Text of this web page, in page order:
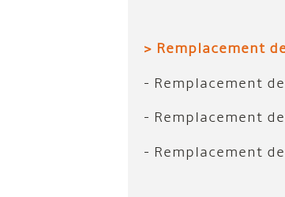
> Remplacement
- Remplacement
- Remplacement
- Remplacement